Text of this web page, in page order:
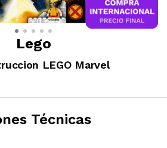
Lego
LEGO Marvel
Técnicas